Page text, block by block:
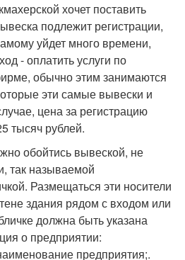
хочет поставить
подлежит регистрации,
уйдет много времени,
- оплатить услуги по
обычно этим занимаются
эти самые вывески и
цена за регистрацию
тысяч рублей.
обойтись вывеской, не
так называемой
Размещаться эти носители
здания рядом с входом или
должна быть указана
о предприятии:
предприятия;.